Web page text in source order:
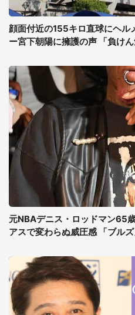
顔面付近の155キロ直球にヘル
ー宮下朝陽に擁護の声 「負け
元NBAデニス・ロッドマン65
アスで変わらぬ威圧感 「ブル